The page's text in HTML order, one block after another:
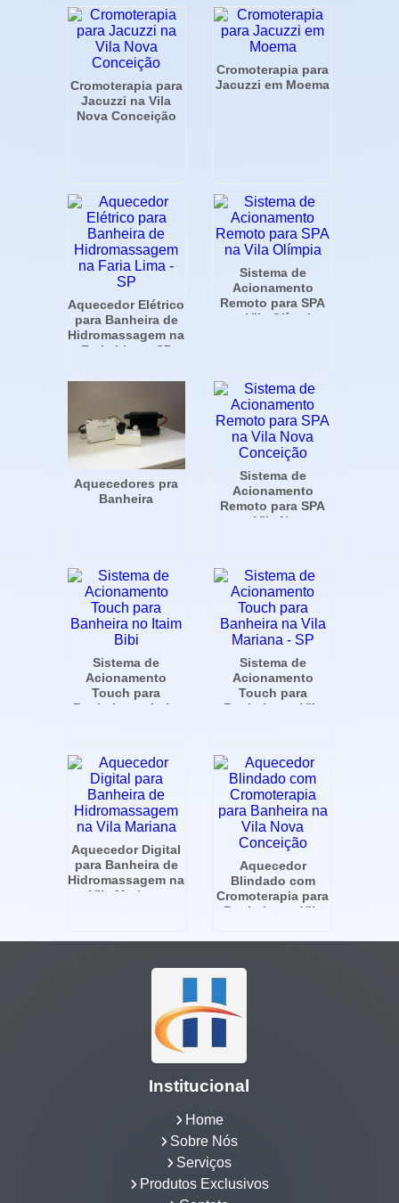
Cromoterapia para
Jacuzzi na Vila
Nova Conceição
Cromoterapia para
Jacuzzi em Moema
Aquecedor Elétrico
para Banheira de
Hidromassagem na
Faria Lima - SP
Sistema de
Acionamento
Remoto para SPA
na Vila Olímpia
Aquecedores pra
Banheira
Sistema de
Acionamento
Remoto para SPA
na Vila Nova
Sistema de
Acionamento
Touch para
Banheira no Itaim
Sistema de
Acionamento
Touch para
Banheira na Vila
Aquecedor Digital
para Banheira de
Hidromassagem na
Vila Mariana
Aquecedor
Blindado com
Cromoterapia para
Banheira na Vila
Institucional
Home
Sobre Nós
Serviços
Produtos Exclusivos